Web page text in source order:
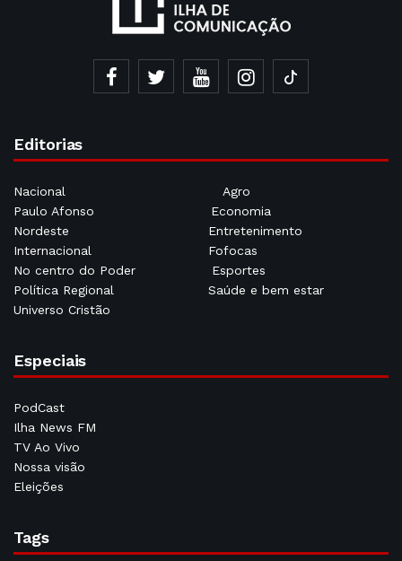
Editorias
Nacional
Agro
Paulo Afonso
Economia
Nordeste
Entretenimento
Internacional
Fofocas
No centro do Poder
Esportes
Política Regional
Saúde e bem estar
Universo Cristão
Especiais
PodCast
Ilha News FM
TV Ao Vivo
Nossa visão
Eleições
Tags